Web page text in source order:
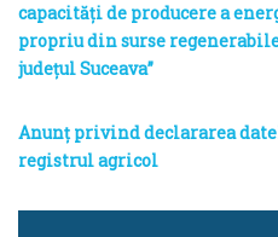
capacități de producere a
propriu din surse
județul Suceava”
Anunț privind declararea
registrul agricol